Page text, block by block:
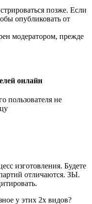
позже. Если
опубликовать от
модератором, прежде
онлайн
пользователя не
изготовления. Будете
отличаются. ЗЫ.
у этих 2х видов?